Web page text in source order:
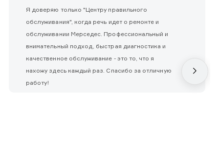
Я доверяю только "Центру правильного
обслуживания", когда речь идет о ремонте и
обслуживании Мерседес. Профессиональный и
внимательный подход, быстрая диагностика и
качественное обслуживание - это то, что я
нахожу здесь каждый раз. Спасибо за отличную
работу!